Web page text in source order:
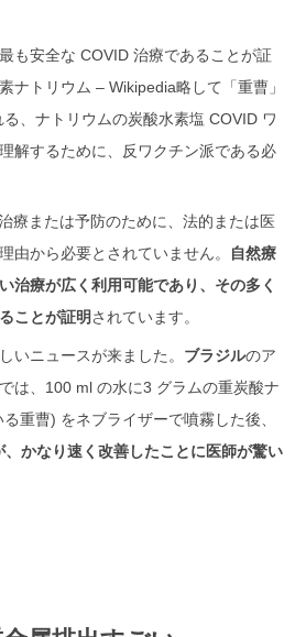
も安全な COVID 治療であることが証
ナトリウム – Wikipedia略して「重曹」
、ナトリウムの炭酸水素塩 COVID ワ
解するために、反ワクチン派である必
療または予防のために、法的または医
由から必要とされていません。
自然療
治療が広く利用可能であり、その多く
ことが証明されています。
いニュースが来ました。 ブラジルのア
は、100 ml の水に3 グラムの重炭酸ナ
重曹) をネブライザーで噴霧した後、
かなり速く改善したことに医師が驚い